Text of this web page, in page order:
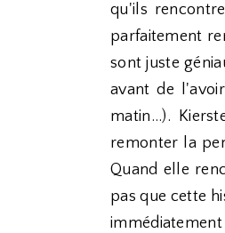
qu'ils
parfaitement
sont juste
avant de
matin...).
remonter la
Quand elle
pas que cette